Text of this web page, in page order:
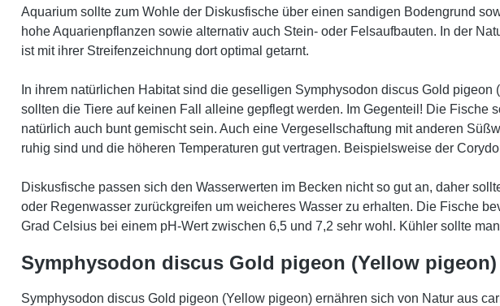
Aquarium sollte zum Wohle der Diskusfische über einen sandigen Bodengrund
hohe Aquarienpflanzen sowie alternativ auch Stein- oder Felsaufbauten. In der
ist mit ihrer Streifenzeichnung dort optimal getarnt.
In ihrem natürlichen Habitat sind die geselligen Symphysodon discus Gold
sollten die Tiere auf keinen Fall alleine gepflegt werden. Im Gegenteil! Die Fische
natürlich auch bunt gemischt sein. Auch eine Vergesellschaftung mit anderen
ruhig sind und die höheren Temperaturen gut vertragen. Beispielsweise der
Diskusfische passen sich den Wasserwerten im Becken nicht so gut an, daher
oder Regenwasser zurückgreifen um weicheres Wasser zu erhalten. Die Fische
Grad Celsius bei einem pH-Wert zwischen 6,5 und 7,2 sehr wohl. Kühler sollte
Symphysodon discus Gold pigeon (Yellow
Symphysodon discus Gold pigeon (Yellow pigeon) ernähren sich von Natur aus